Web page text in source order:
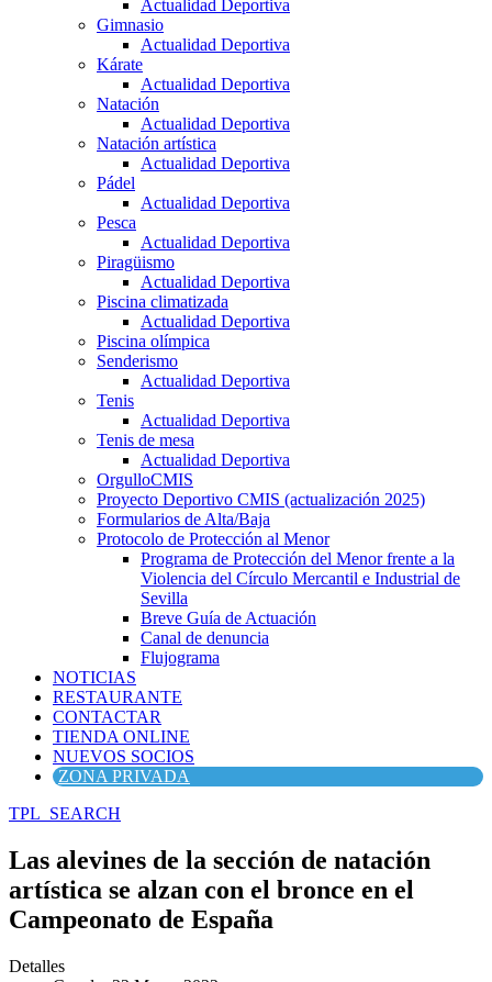
Actualidad Deportiva
Gimnasio
Actualidad Deportiva
Kárate
Actualidad Deportiva
Natación
Actualidad Deportiva
Natación artística
Actualidad Deportiva
Pádel
Actualidad Deportiva
Pesca
Actualidad Deportiva
Piragüismo
Actualidad Deportiva
Piscina climatizada
Actualidad Deportiva
Piscina olímpica
Senderismo
Actualidad Deportiva
Tenis
Actualidad Deportiva
Tenis de mesa
Actualidad Deportiva
OrgulloCMIS
Proyecto Deportivo CMIS (actualización 2025)
Formularios de Alta/Baja
Protocolo de Protección al Menor
Programa de Protección del Menor frente a la
Violencia del Círculo Mercantil e Industrial de
Sevilla
Breve Guía de Actuación
Canal de denuncia
Flujograma
NOTICIAS
RESTAURANTE
CONTACTAR
TIENDA ONLINE
NUEVOS SOCIOS
ZONA PRIVADA
TPL_SEARCH
Las alevines de la sección de natación
artística se alzan con el bronce en el
Campeonato de España
Detalles